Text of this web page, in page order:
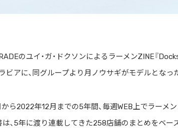
のユイ・ガ・ドクソンによるラーメンZINE『
ビアに、同グループより月ノウサギがモデルとな
ら2022年12月までの5年間、毎週WEB上でラーメ
は、5年に渡り連載してきた258店舗のまとめをベー